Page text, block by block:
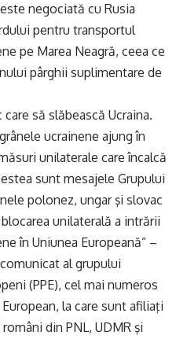
negociată cu Rusia
pentru transportul
pe Marea Neagră, ceea ce
pârghii suplimentare de
să slăbească Ucraina.
ucrainene ajung în
unilaterale care încalcă
sunt mesajele Grupului
polonez, ungar şi slovac
unilaterală a intrării
în Uniunea Europeană” –
al grupului
(PPE), cel mai numeros
la care sunt afiliaţi
din PNL, UDMR şi